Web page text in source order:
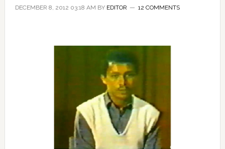
DECEMBER 8, 2012 03:18 AM BY EDITOR 12 COMMENTS